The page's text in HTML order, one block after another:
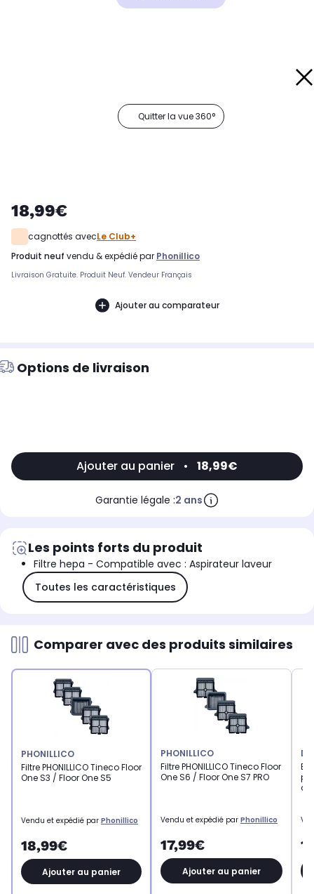
Quitter la vue 360°
18,99€
cagnottés avecLe Club+
produit neuf vendu & expédié par Phonillico
Livraison Gratuite. Produit Neuf. Vendeur Français
Ajouter au comparateur
Options de livraison
Ajouter au panier • 18,99€
Garantie légale :2 ans
Les points forts du produit
Filtre hepa - Compatible avec : Aspirateur laveur
Toutes les caractéristiques
Comparer avec des produits similaires
PHONILLICO
Filtre PHONILLICO Tineco Floor
One S3 / Floor One S5
Vendu et expédié par Phonillico
18,99€
Ajouter au panier
PHONILLICO
Filtre PHONILLICO Tineco Floor
One S6 / Floor One S7 PRO
Vendu et expédié par Phonillico
17,99€
Ajouter au panier